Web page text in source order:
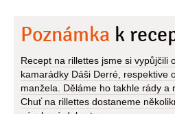
Poznámka k
Recept na rillettes jsme si vypůjčili
kamarádky Dáši Derré, respektive
manžela. Děláme ho takhle rády a
Chuť na rillettes dostaneme